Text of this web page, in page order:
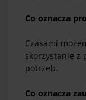
Co oznacza
Czasami
skorzystanie z
potrzeb.
Co oznacza